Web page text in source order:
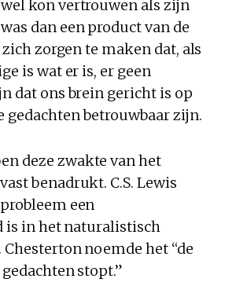
kon vertrouwen als zijn
dan een product van de
zorgen te maken dat, als
is wat er is, er geen
dat ons brein gericht is op
gedachten betrouwbaar zijn.
deze zwakte van het
benadrukt. C.S. Lewis
een
in het naturalistisch
Chesterton noemde het “de
stopt.”